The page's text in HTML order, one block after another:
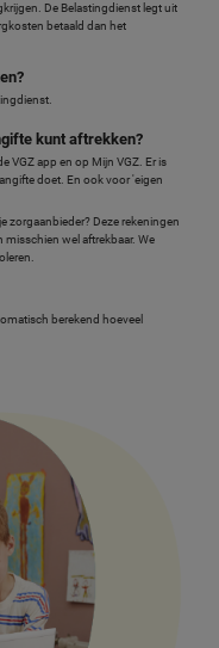
De Belastingdienst legt uit
betaald dan het
kunt aftrekken?
VGZ app en op Mijn VGZ. Er is
doet. En ook voor 'eigen
zorgaanbieder? Deze rekeningen
misschien wel aftrekbaar. We
berekend hoeveel